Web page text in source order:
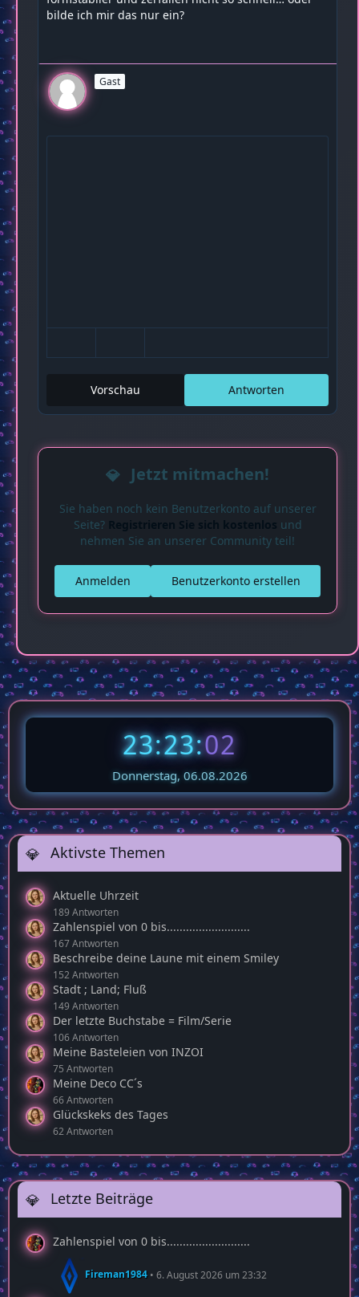
bilde ich mir das nur ein?
Gast
Antworten
Vorschau
Jetzt mitmachen!
Sie haben noch kein Benutzerkonto auf unserer
Seite? Registrieren Sie sich kostenlos und
nehmen Sie an unserer Community teil!
Benutzerkonto erstellen
Anmelden
23:23:03
Donnerstag, 06.08.2026
Aktivste Themen
Aktuelle Uhrzeit
189 Antworten
Zahlenspiel von 0 bis..........................
167 Antworten
Beschreibe deine Laune mit einem Smiley
152 Antworten
Stadt ; Land; Fluß
149 Antworten
Der letzte Buchstabe = Film/Serie
106 Antworten
Meine Basteleien von INZOI
75 Antworten
Meine Deco CC´s
66 Antworten
Glückskeks des Tages
62 Antworten
Letzte Beiträge
Zahlenspiel von 0 bis..........................
Fireman1984 6. August 2026 um 23:32